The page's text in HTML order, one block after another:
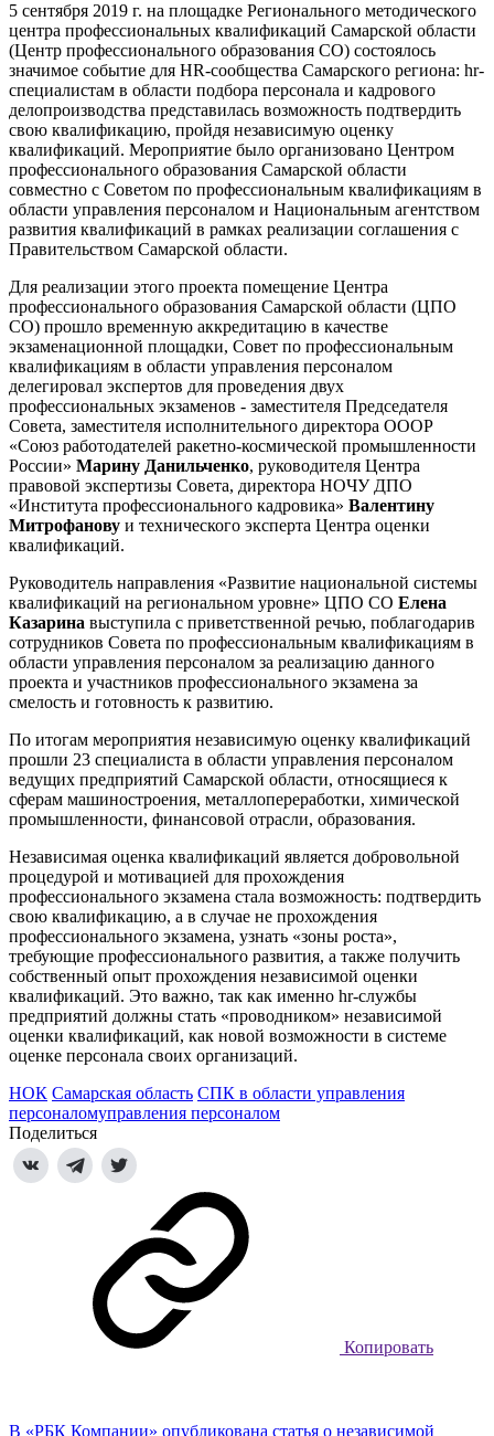
5 сентября 2019 г. на площадке Регионального методического
центра профессиональных квалификаций Самарской области
(Центр профессионального образования СО) состоялось
значимое событие для HR-сообщества Самарского региона: hr-
специалистам в области подбора персонала и кадрового
делопроизводства представилась возможность подтвердить
свою квалификацию, пройдя независимую оценку
квалификаций. Мероприятие было организовано Центром
профессионального образования Самарской области
совместно с Советом по профессиональным квалификациям в
области управления персоналом и Национальным агентством
развития квалификаций в рамках реализации соглашения с
Правительством Самарской области.
Для реализации этого проекта помещение Центра
профессионального образования Самарской области (ЦПО
СО) прошло временную аккредитацию в качестве
экзаменационной площадки, Совет по профессиональным
квалификациям в области управления персоналом
делегировал экспертов для проведения двух
профессиональных экзаменов - заместителя Председателя
Совета, заместителя исполнительного директора ОООР
«Союз работодателей ракетно-космической промышленности
России» Марину Данильченко, руководителя Центра
правовой экспертизы Совета, директора НОЧУ ДПО
«Института профессионального кадровика» Валентину
Митрофанову и технического эксперта Центра оценки
квалификаций.
Руководитель направления «Развитие национальной системы
квалификаций на региональном уровне» ЦПО СО Елена
Казарина выступила с приветственной речью, поблагодарив
сотрудников Совета по профессиональным квалификациям в
области управления персоналом за реализацию данного
проекта и участников профессионального экзамена за
смелость и готовность к развитию.
По итогам мероприятия независимую оценку квалификаций
прошли 23 специалиста в области управления персоналом
ведущих предприятий Самарской области, относящиеся к
сферам машиностроения, металлопереработки, химической
промышленности, финансовой отрасли, образования.
Независимая оценка квалификаций является добровольной
процедурой и мотивацией для прохождения
профессионального экзамена стала возможность: подтвердить
свою квалификацию, а в случае не прохождения
профессионального экзамена, узнать «зоны роста»,
требующие профессионального развития, а также получить
собственный опыт прохождения независимой оценки
квалификаций. Это важно, так как именно hr-службы
предприятий должны стать «проводником» независимой
оценки квалификаций, как новой возможности в системе
оценке персонала своих организаций.
НОК Самарская область СПК в области управления
персоналомуправления персоналом
Поделиться
Копировать
В «РБК Компании» опубликована статья о независимой